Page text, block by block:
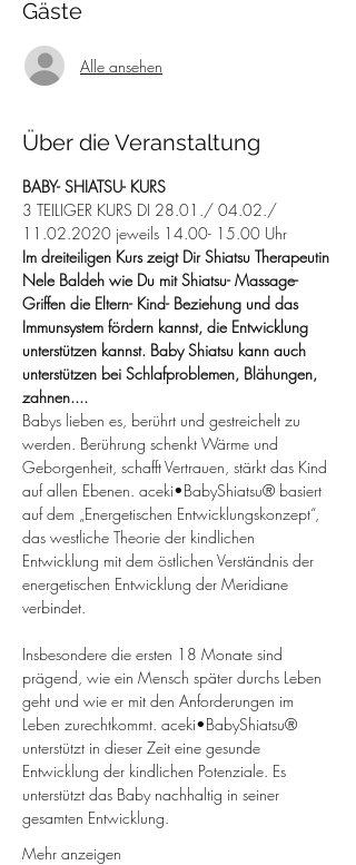
Gäste
Alle ansehen
Über die Veranstaltung
BABY- SHIATSU- KURS
3 TEILIGER KURS DI 28.01./ 04.02./
11.02.2020 jeweils 14.00- 15.00 Uhr
Im dreiteiligen Kurs zeigt Dir Shiatsu Therapeutin
Nele Baldeh wie Du mit Shiatsu- Massage-
Griffen die Eltern- Kind- Beziehung und das
Immunsystem fördern kannst, die Entwicklung
unterstützen kannst. Baby Shiatsu kann auch
unterstützen bei Schlafproblemen, Blähungen,
zahnen....
Babys lieben es, berührt und gestreichelt zu
werden. Berührung schenkt Wärme und
Geborgenheit, schafft Vertrauen, stärkt das Kind
auf allen Ebenen. aceki•BabyShiatsu® basiert
auf dem „Energetischen Entwicklungskonzept“,
das westliche Theorie der kindlichen
Entwicklung mit dem östlichen Verständnis der
energetischen Entwicklung der Meridiane
verbindet.
Insbesondere die ersten 18 Monate sind
prägend, wie ein Mensch später durchs Leben
geht und wie er mit den Anforderungen im
Leben zurechtkommt. aceki•BabyShiatsu®
unterstützt in dieser Zeit eine gesunde
Entwicklung der kindlichen Potenziale. Es
unterstützt das Baby nachhaltig in seiner
gesamten Entwicklung.
Mehr anzeigen